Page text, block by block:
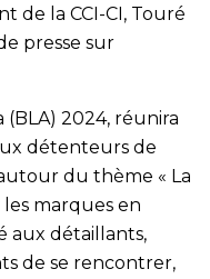
de la CCI-CI, Touré
presse sur
(BLA) 2024, réunira
détenteurs de
du thème « La
marques en
aux détaillants,
de se rencontrer,